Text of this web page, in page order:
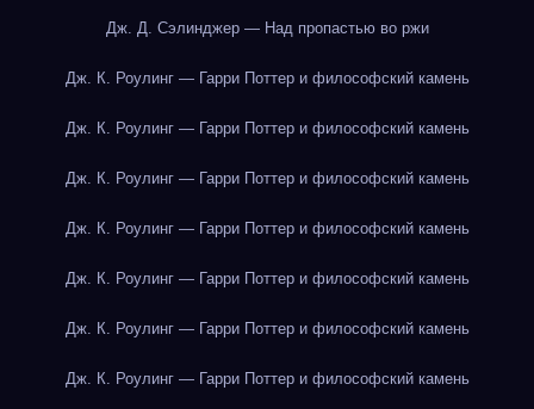
Дж. Д. Сэлинджер — Над пропастью во ржи
Дж. К. Роулинг — Гарри Поттер и философский камень
Дж. К. Роулинг — Гарри Поттер и философский камень
Дж. К. Роулинг — Гарри Поттер и философский камень
Дж. К. Роулинг — Гарри Поттер и философский камень
Дж. К. Роулинг — Гарри Поттер и философский камень
Дж. К. Роулинг — Гарри Поттер и философский камень
Дж. К. Роулинг — Гарри Поттер и философский камень